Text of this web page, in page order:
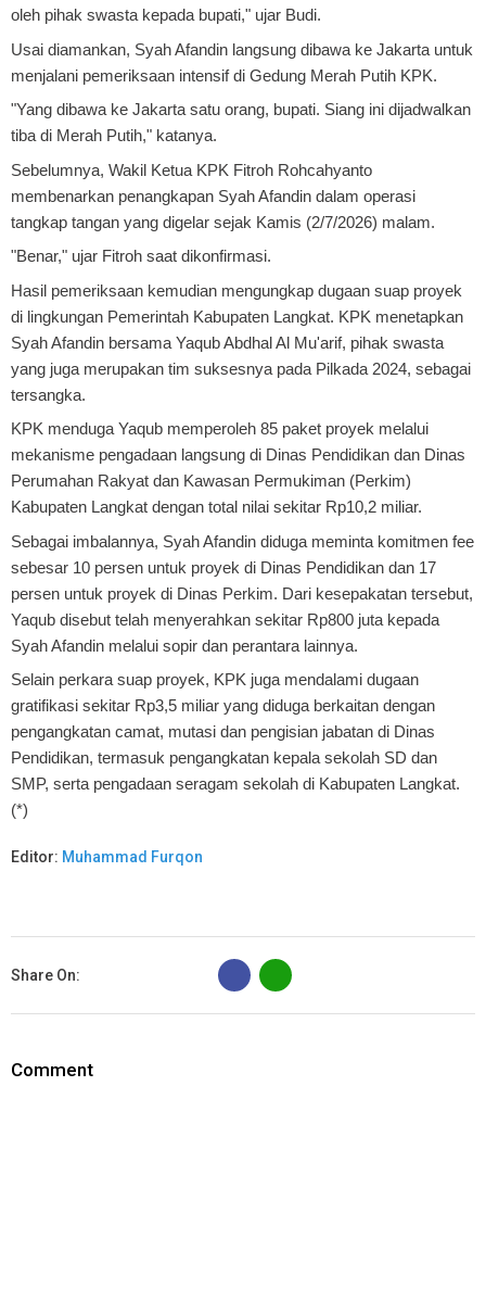
oleh pihak swasta kepada bupati," ujar Budi.
Usai diamankan, Syah Afandin langsung dibawa ke Jakarta untuk
menjalani pemeriksaan intensif di Gedung Merah Putih KPK.
"Yang dibawa ke Jakarta satu orang, bupati. Siang ini dijadwalkan
tiba di Merah Putih," katanya.
Sebelumnya, Wakil Ketua KPK Fitroh Rohcahyanto
membenarkan penangkapan Syah Afandin dalam operasi
tangkap tangan yang digelar sejak Kamis (2/7/2026) malam.
"Benar," ujar Fitroh saat dikonfirmasi.
Hasil pemeriksaan kemudian mengungkap dugaan suap proyek
di lingkungan Pemerintah Kabupaten Langkat. KPK menetapkan
Syah Afandin bersama Yaqub Abdhal Al Mu'arif, pihak swasta
yang juga merupakan tim suksesnya pada Pilkada 2024, sebagai
tersangka.
KPK menduga Yaqub memperoleh 85 paket proyek melalui
mekanisme pengadaan langsung di Dinas Pendidikan dan Dinas
Perumahan Rakyat dan Kawasan Permukiman (Perkim)
Kabupaten Langkat dengan total nilai sekitar Rp10,2 miliar.
Sebagai imbalannya, Syah Afandin diduga meminta komitmen fee
sebesar 10 persen untuk proyek di Dinas Pendidikan dan 17
persen untuk proyek di Dinas Perkim. Dari kesepakatan tersebut,
Yaqub disebut telah menyerahkan sekitar Rp800 juta kepada
Syah Afandin melalui sopir dan perantara lainnya.
Selain perkara suap proyek, KPK juga mendalami dugaan
gratifikasi sekitar Rp3,5 miliar yang diduga berkaitan dengan
pengangkatan camat, mutasi dan pengisian jabatan di Dinas
Pendidikan, termasuk pengangkatan kepala sekolah SD dan
SMP, serta pengadaan seragam sekolah di Kabupaten Langkat.
(*)
Editor: Muhammad Furqon
Share On:
B
Comment